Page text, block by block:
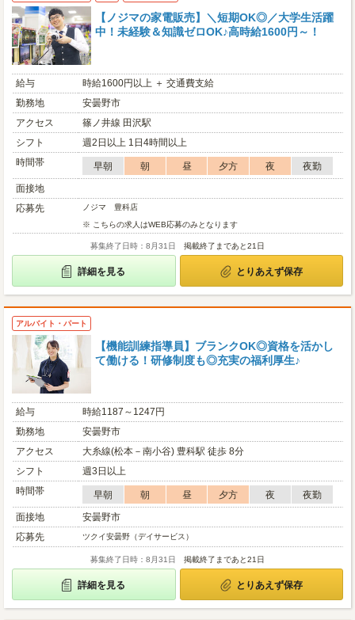
【ノジマの家電販売】＼短期OK◎／大学生活躍
中！未経験＆知識ゼロOK♪高時給1600円～！
給与
時給1600円以上 ＋ 交通費支給
勤務地
安曇野市
アクセス
篠ノ井線 田沢駅
シフト
週2日以上 1日4時間以上
時間帯
早朝 朝 昼 夕方 夜
夜勤
面接地
応募先
ノジマ 豊科店
※ こちらの求人はWEB応募のみとなります
募集終了日時：8月31日 掲載終了まであと21日
詳細を見る とりあえず保存
アルバイト・パート
【機能訓練指導員】ブランクOK◎資格を活かし
て働ける！研修制度も◎充実の福利厚生♪
給与
時給1187～1247円
勤務地
安曇野市
アクセス
大糸線(松本－南小谷) 豊科駅 徒歩 8分
シフト
週3日以上
時間帯
早朝 朝 昼 夕方 夜
夜勤
面接地
安曇野市
応募先
ツクイ安曇野（デイサービス）
募集終了日時：8月31日 掲載終了まであと21日
詳細を見る とりあえず保存